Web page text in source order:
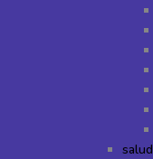
salud